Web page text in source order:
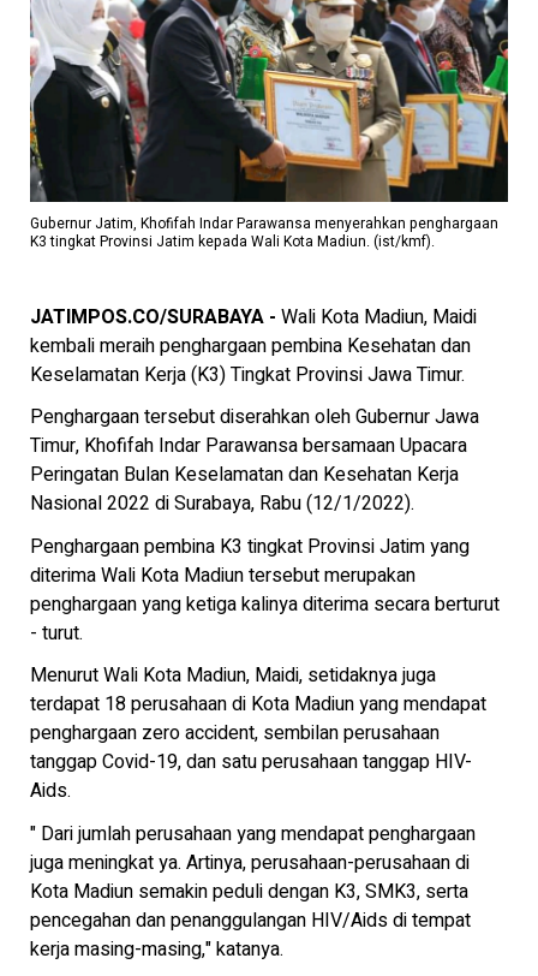
Gubernur Jatim, Khofifah Indar Parawansa menyerahkan penghargaan
K3 tingkat Provinsi Jatim kepada Wali Kota Madiun. (ist/kmf).
JATIMPOS.CO/SURABAYA - Wali Kota Madiun, Maidi
kembali meraih penghargaan pembina Kesehatan dan
Keselamatan Kerja (K3) Tingkat Provinsi Jawa Timur.
Penghargaan tersebut diserahkan oleh Gubernur Jawa
Timur, Khofifah Indar Parawansa bersamaan Upacara
Peringatan Bulan Keselamatan dan Kesehatan Kerja
Nasional 2022 di Surabaya, Rabu (12/1/2022).
Penghargaan pembina K3 tingkat Provinsi Jatim yang
diterima Wali Kota Madiun tersebut merupakan
penghargaan yang ketiga kalinya diterima secara berturut
- turut.
Menurut Wali Kota Madiun, Maidi, setidaknya juga
terdapat 18 perusahaan di Kota Madiun yang mendapat
penghargaan zero accident, sembilan perusahaan
tanggap Covid-19, dan satu perusahaan tanggap HIV-
Aids.
" Dari jumlah perusahaan yang mendapat penghargaan
juga meningkat ya. Artinya, perusahaan-perusahaan di
Kota Madiun semakin peduli dengan K3, SMK3, serta
pencegahan dan penanggulangan HIV/Aids di tempat
kerja masing-masing," katanya.